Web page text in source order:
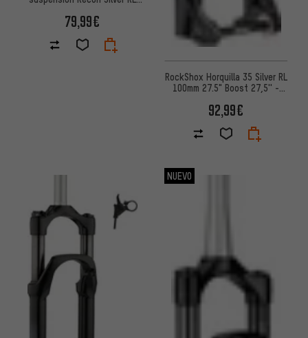
79,99€
RockShox Horquilla 35 Silver RL
100mm 27.5" Boost 27,5'' -
92,99€
NUEVO